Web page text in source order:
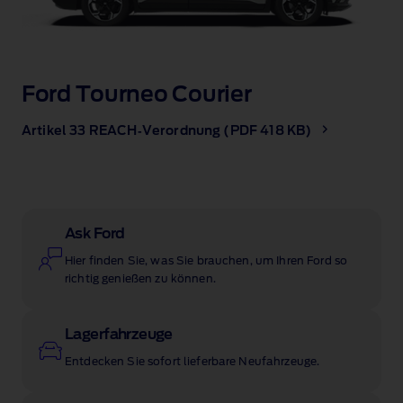
Ford Tourneo Courier
Artikel 33 REACH‑Verordnung (PDF 418 KB)
Ask Ford
Hier finden Sie, was Sie brauchen, um Ihren Ford so
richtig genießen zu können.
Lagerfahrzeuge
Entdecken Sie sofort lieferbare Neufahrzeuge.